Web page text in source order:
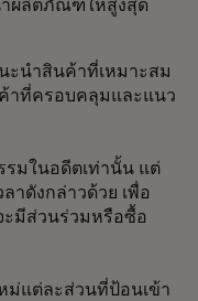
ผลิตภัณฑ์ให้สูงสุด
ะนำสินค้าที่เหมาะสม
าที่ครอบคลุมและแนว
รมในอดีตเท่านั้น แต่
าดังกล่าวด้วย เพื่อ
มีส่วนร่วมหรือซื้อ
ม่แต่ละส่วนที่ป้อนเข้า